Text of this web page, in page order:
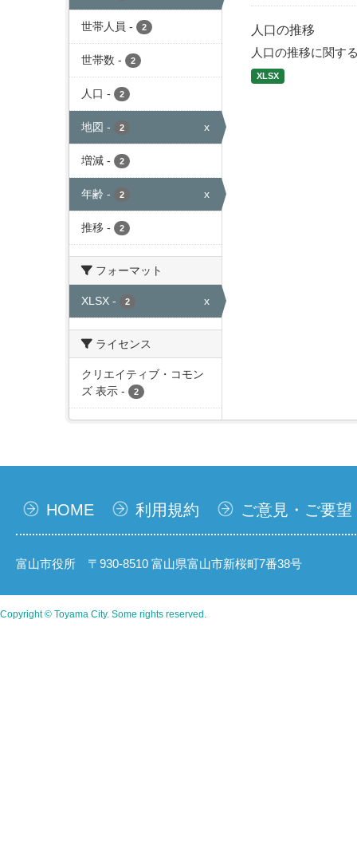
世帯人員 - 2
世帯数 - 2
人口 - 2
地図 - 2 x
増減 - 2
年齢 - 2 x
推移 - 2
フォーマット
XLSX - 2 x
ライセンス
クリエイティブ・コモン
ズ 表示 - 2
人口の推移
人口の推移に関す
XLSX
HOME 利用規約 ご意見・ご要望
富山市役所 〒930-8510 富山県富山市新桜町7番38号
Copyright © Toyama City. Some rights reserved.